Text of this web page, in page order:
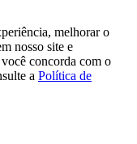
melhorar o
nosso site e
concorda com o
a Política de